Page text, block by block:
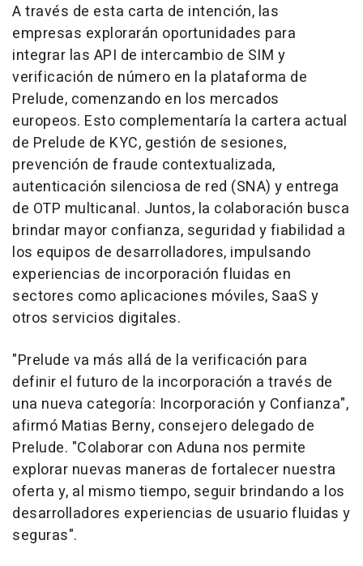
A través de esta carta de intención, las
empresas explorarán oportunidades para
integrar las API de intercambio de SIM y
verificación de número en la plataforma de
Prelude, comenzando en los mercados
europeos. Esto complementaría la cartera actual
de Prelude de KYC, gestión de sesiones,
prevención de fraude contextualizada,
autenticación silenciosa de red (SNA) y entrega
de OTP multicanal. Juntos, la colaboración busca
brindar mayor confianza, seguridad y fiabilidad a
los equipos de desarrolladores, impulsando
experiencias de incorporación fluidas en
sectores como aplicaciones móviles, SaaS y
otros servicios digitales.
"Prelude va más allá de la verificación para
definir el futuro de la incorporación a través de
una nueva categoría: Incorporación y Confianza",
afirmó Matias Berny, consejero delegado de
Prelude. "Colaborar con Aduna nos permite
explorar nuevas maneras de fortalecer nuestra
oferta y, al mismo tiempo, seguir brindando a los
desarrolladores experiencias de usuario fluidas y
seguras".